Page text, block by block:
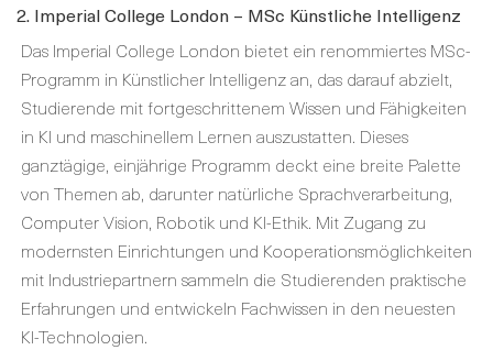
2. Imperial College London – MSc Künstliche Intelligenz
Das Imperial College London bietet ein renommiertes MSc-
Programm in Künstlicher Intelligenz an, das darauf abzielt,
Studierende mit fortgeschrittenem Wissen und Fähigkeiten
in KI und maschinellem Lernen auszustatten. Dieses
ganztägige, einjährige Programm deckt eine breite Palette
von Themen ab, darunter natürliche Sprachverarbeitung,
Computer Vision, Robotik und KI-Ethik. Mit Zugang zu
modernsten Einrichtungen und Kooperationsmöglichkeiten
mit Industriepartnern sammeln die Studierenden praktische
Erfahrungen und entwickeln Fachwissen in den neuesten
KI-Technologien.